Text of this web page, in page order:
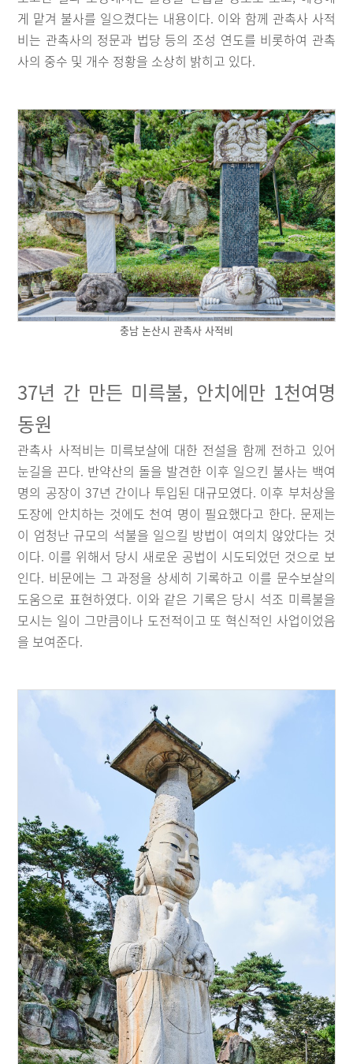
게 맡겨 불사를 일으켰다는 내용이다. 이와 함께 관촉사 사적
비는 관촉사의 정문과 법당 등의 조성 연도를 비롯하여 관촉
사의 중수 및 개수 정황을 소상히 밝히고 있다.
충남 논산시 관촉사 사적비
37년 간 만든 미륵불, 안치에만 1천여명
동원
관촉사 사적비는 미륵보살에 대한 전설을 함께 전하고 있어
눈길을 끈다. 반약산의 돌을 발견한 이후 일으킨 불사는 백여
명의 공장이 37년 간이나 투입된 대규모였다. 이후 부처상을
도장에 안치하는 것에도 천여 명이 필요했다고 한다. 문제는
이 엄청난 규모의 석불을 일으킬 방법이 여의치 않았다는 것
이다. 이를 위해서 당시 새로운 공법이 시도되었던 것으로 보
인다. 비문에는 그 과정을 상세히 기록하고 이를 문수보살의
도움으로 표현하였다. 이와 같은 기록은 당시 석조 미륵불을
모시는 일이 그만큼이나 도전적이고 또 혁신적인 사업이었음
을 보여준다.